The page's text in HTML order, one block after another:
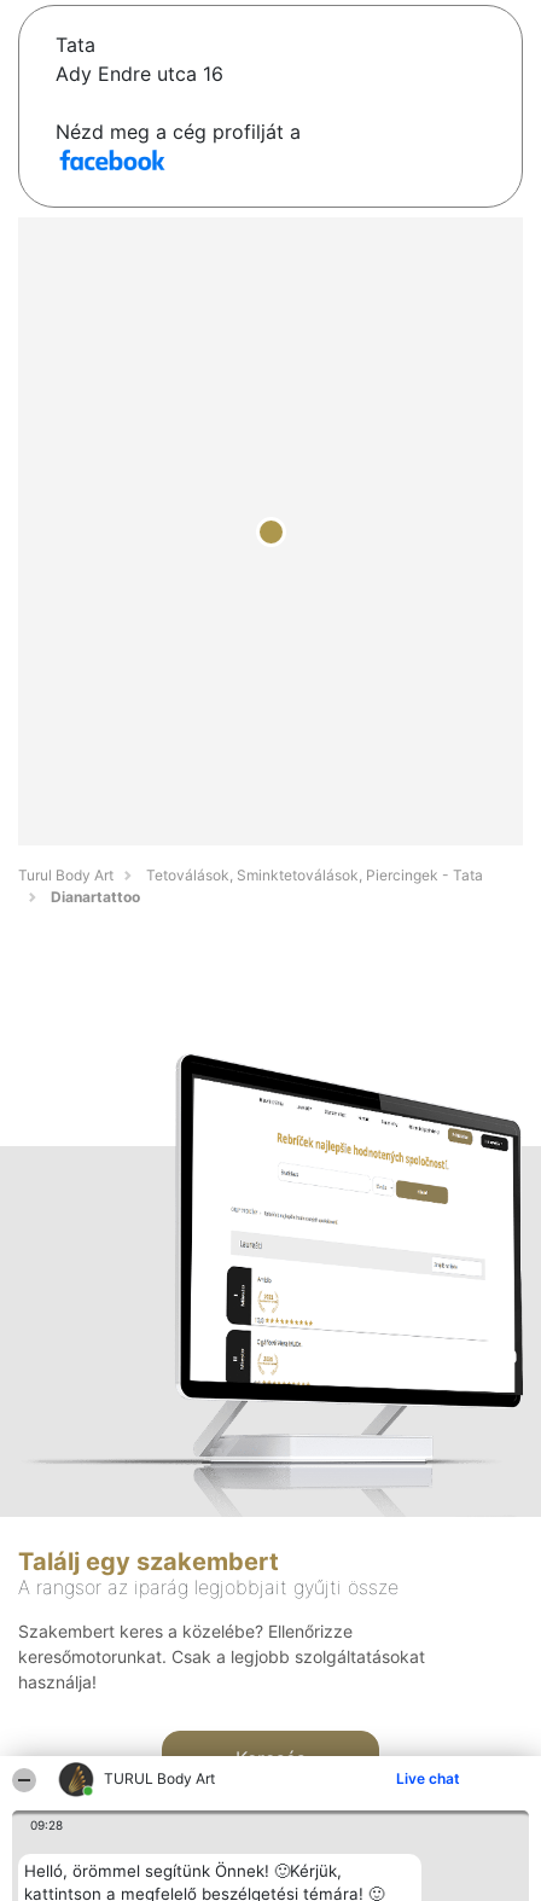
TURUL Body Art Live chat
09:28
Helló, örömmel segítünk Önnek! 🙂Kérjük,
kattintson a megfelelő beszélgetési témára! 🙂
Tata
Ady Endre utca 16
Nézd meg a cég profilját a
Turul Body Art
Tetoválások, Sminktetoválások, Piercingek - Tata
Dianartattoo
Találj egy szakembert
A rangsor az iparág legjobbjait gyűjti össze
Szakembert keres a közelébe? Ellenőrizze
keresőmotorunkat. Csak a legjobb szolgáltatásokat
használja!
Keresés